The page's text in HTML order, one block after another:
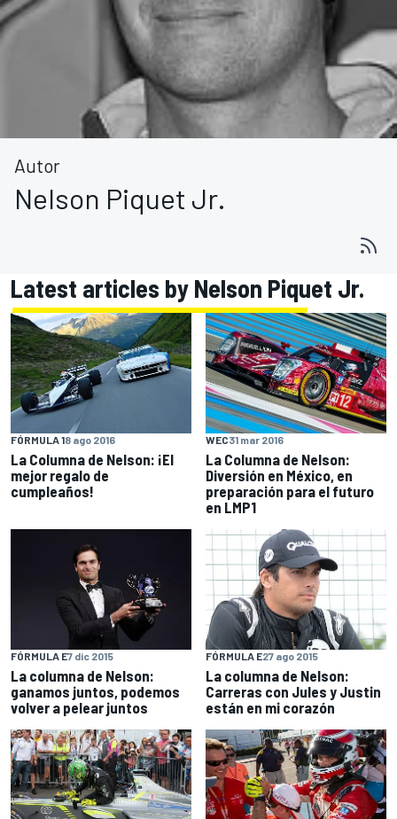
Autor
Nelson Piquet Jr.
Latest articles by Nelson Piquet Jr.
FÓRMULA 18 ago 2016
La Columna de Nelson: ¡El
mejor regalo de
cumpleaños!
WEC31 mar 2016
La Columna de Nelson:
Diversión en México, en
preparación para el futuro
en LMP1
FÓRMULA E7 dic 2015
La columna de Nelson:
ganamos juntos, podemos
volver a pelear juntos
FÓRMULA E27 ago 2015
La columna de Nelson:
Carreras con Jules y Justin
están en mi corazón